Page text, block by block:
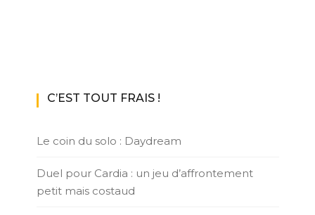
C’EST TOUT FRAIS !
Le coin du solo : Daydream
Duel pour Cardia : un jeu d’affrontement
petit mais costaud